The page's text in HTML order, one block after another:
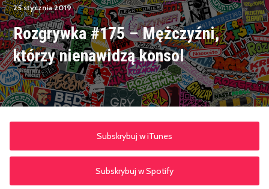
Archiwum
FAQs
Kontakt
25 stycznia 2019
Rozgrywka #175 – Mężczyźni,
którzy nienawidzą konsol
Subskrybuj w iTunes
Subskrybuj w Spotify